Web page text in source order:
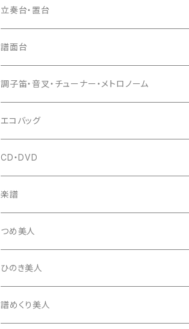
爪駒入
猫足入
爪ばさみ
箏柱
柱入
平柱入
三角柱入
琴台
13絃用琴台（低）
13絃用琴台（高）
桐柱箱
消音フェルト
根緒
糸
(丸三) 寿糸
はつね糸
駒
地唄駒
長唄駒
糸駒入
爪駒入
撥入
一丁撥入
三角撥入（ファスナー式）
撥
長唄・民謡撥
地唄撥
撥さや
撥滑り止めゴム
手拍子（チャンチャン）
当り鉦
シュモク（当り鉦バチ）
箏（本体）
三味線（本体）
立奏台・置台
譜面台
座奏用譜面台
立奏用譜面台
調子笛・音叉・チューナー・メトロノーム
調子笛・音叉
チューナー・メトロノーム
エコバッグ
CD・DVD
楽譜
つめ美人
ひのき美人
譜めくり美人